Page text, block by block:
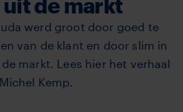
de markt
werd groot door goed te
van de klant en door slim in
markt. Lees hier het verhaal
Kemp.